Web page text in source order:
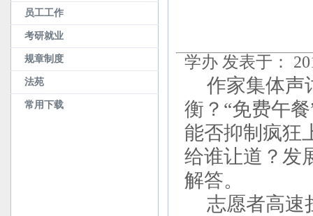
员工工作
考研就业
规章制度
法苑
常用下载
学办 发表于：
作家集体声
衡？“免费午
能否抑制疯狂
给谁让道？发
解答。
志愿者高速